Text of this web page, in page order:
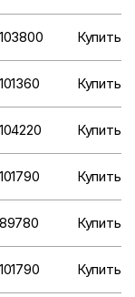
103800 Купить
101360 Купить
104220 Купить
101790 Купить
89780 Купить
101790 Купить